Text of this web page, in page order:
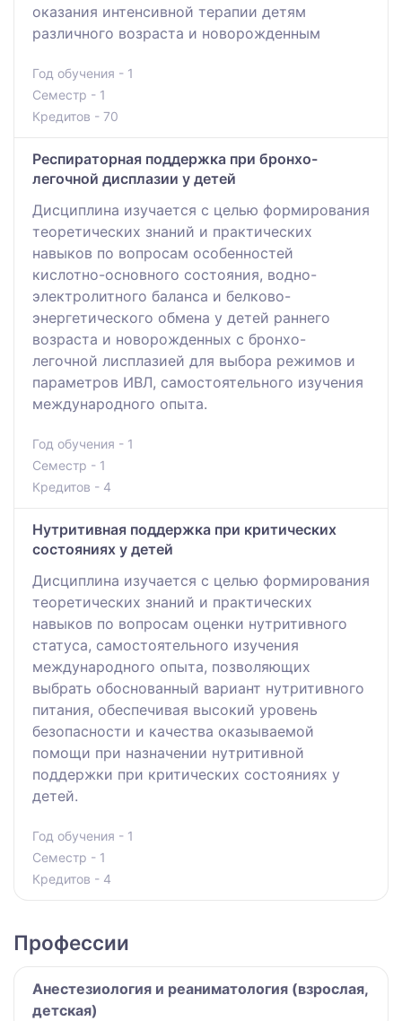
оказания интенсивной терапии детям
различного возраста и новорожденным
Год обучения - 1
Семестр - 1
Кредитов - 70
Респираторная поддержка при бронхо-
легочной дисплазии у детей
Дисциплина изучается с целью формирования
теоретических знаний и практических
навыков по вопросам особенностей
кислотно-основного состояния, водно-
электролитного баланса и белково-
энергетического обмена у детей раннего
возраста и новорожденных с бронхо-
легочной лисплазией для выбора режимов и
параметров ИВЛ, самостоятельного изучения
международного опыта.
Год обучения - 1
Семестр - 1
Кредитов - 4
Нутритивная поддержка при критических
состояниях у детей
Дисциплина изучается с целью формирования
теоретических знаний и практических
навыков по вопросам оценки нутритивного
статуса, самостоятельного изучения
международного опыта, позволяющих
выбрать обоснованный вариант нутритивного
питания, обеспечивая высокий уровень
безопасности и качества оказываемой
помощи при назначении нутритивной
поддержки при критических состояниях у
детей.
Год обучения - 1
Семестр - 1
Кредитов - 4
Профессии
Анестезиология и реаниматология (взрослая,
детская)